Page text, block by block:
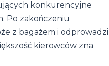
konkurencyjne
Po zakończeniu
z bagażem i odprowadzi
kierowców zna